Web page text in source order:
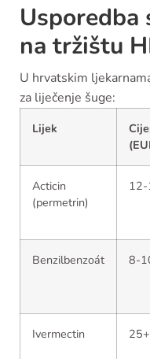
na tržištu
U hrvatskim
za liječenje šuge:
Lijek
Acticin
(permetrin)
Benzilbenzoát 8-
Ivermectin 25+